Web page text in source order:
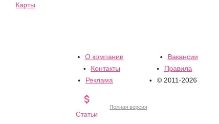
Карты
О компании
Вакансии
Контакты
Правила
Реклама
© 2011-2026

Статьи
Полная версия